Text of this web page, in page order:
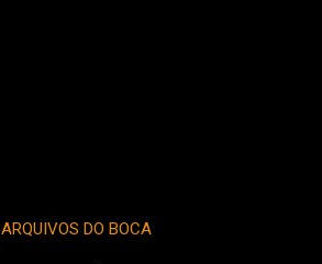
ARQUIVOS DO BOCA